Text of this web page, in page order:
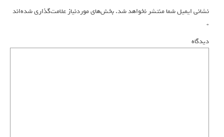
نشانی ایمیل شما منتشر نخواهد شد.بخش‌های موردنیاز علامت‌گذاری شده‌اند
*
دیدگاه